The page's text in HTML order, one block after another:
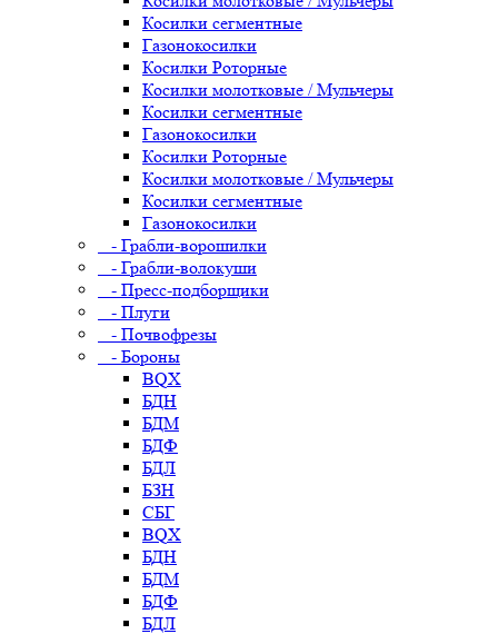
Косилки сегментные
Газонокосилки
Косилки Роторные
Косилки молотковые / Мульчеры
Косилки сегментные
Газонокосилки
Косилки Роторные
Косилки молотковые / Мульчеры
Косилки сегментные
Газонокосилки
- Грабли-ворошилки
- Грабли-волокуши
- Пресс-подборщики
- Плуги
- Почвофрезы
- Бороны
BQX
БДН
БДМ
БДФ
БДЛ
БЗН
СБГ
BQX
БДН
БДМ
БДФ
БДЛ